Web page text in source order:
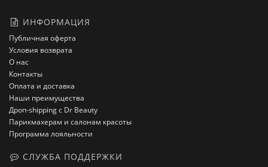
ИНФОРМАЦИЯ
Публичная оферта
Условия возврата
О нас
Контакты
Оплата и доставка
Наши преимущества
Дроп-shipping с Dr Beauty
Парикмахерам и салонам красоты
Программа лояльности
СЛУЖБА ПОДДЕРЖКИ